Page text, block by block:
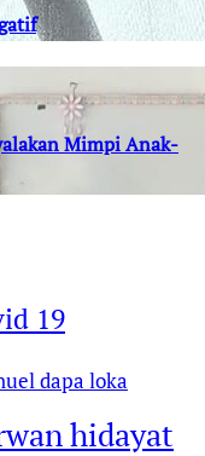
Mimpi Anak-
19
dapa loka
hidayat